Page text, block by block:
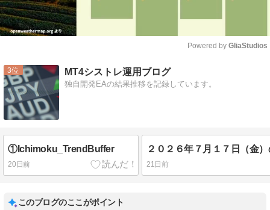
Powered by GliaStudios
3 MT4シストレ運用ブログ
独自開発EAの結果推移を記録しています。
①Ichimoku_TrendBuffer
20日前 21日前
このブログのここがポイント